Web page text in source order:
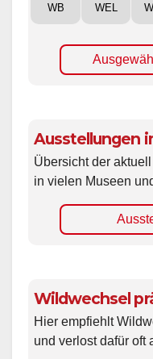
WB WEL
Ausstellungen
Übersicht der
in vielen Museen
Wildwechsel
Hier empfiehlt
und verlost dafür oft